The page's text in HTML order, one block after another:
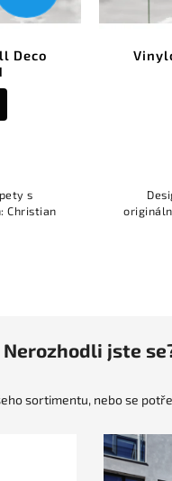
Deco
s
Christian
Nerozhodli jste
sortimentu, nebo se